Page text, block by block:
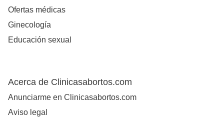
Ofertas médicas
Ginecología
Educación sexual
Acerca de Clinicasabortos.com
Anunciarme en Clinicasabortos.com
Aviso legal